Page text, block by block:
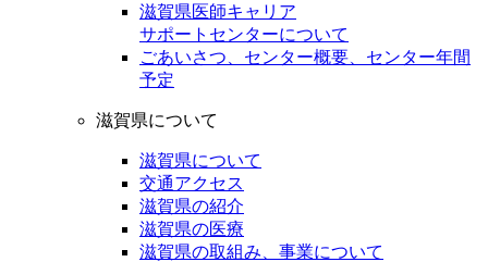
滋賀県医師キャリア
サポートセンターについて
ごあいさつ、センター概要、センター年間
予定
滋賀県について
滋賀県について
交通アクセス
滋賀県の紹介
滋賀県の医療
滋賀県の取組み、事業について